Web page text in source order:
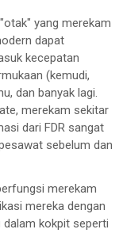
yang merekam
dapat
kecepatan
(kemudi,
dan banyak lagi.
merekam sekitar
dari FDR sangat
sebelum dan
merekam
mereka dengan
kokpit seperti